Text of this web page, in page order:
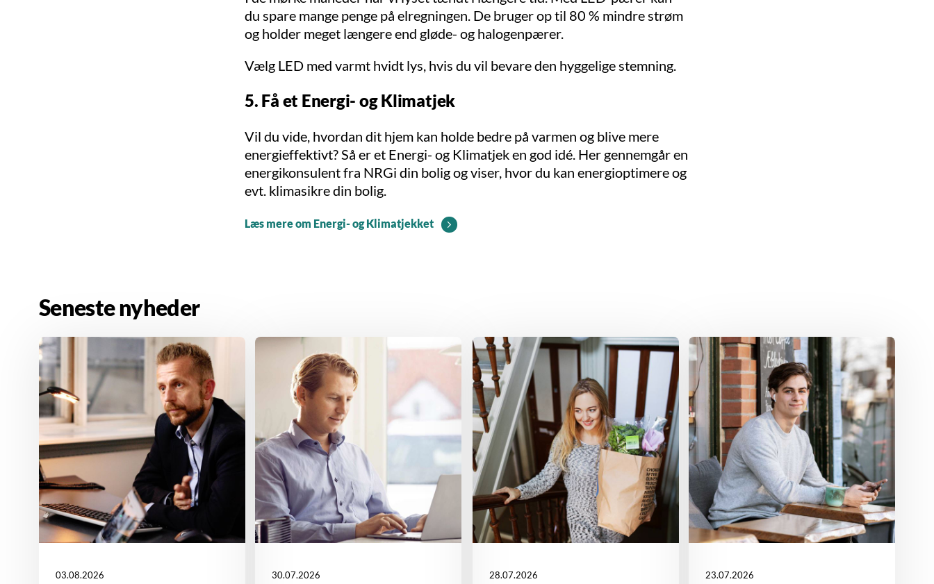
du spare mange penge på elregningen. De bruger op til 80 % mindre strøm
og holder meget længere end gløde- og halogenpærer.
Vælg LED med varmt hvidt lys, hvis du vil bevare den hyggelige stemning.
5. Få et Energi- og Klimatjek
Vil du vide, hvordan dit hjem kan holde bedre på varmen og blive mere
energieffektivt? Så er et Energi- og Klimatjek en god idé. Her gennemgår en
energikonsulent fra NRGi din bolig og viser, hvor du kan energioptimere og
evt. klimasikre din bolig.
Læs mere om Energi- og Klimatjekket
Seneste nyheder
03.08.2026 30.07.2026 28.07.2026 23.07.2026